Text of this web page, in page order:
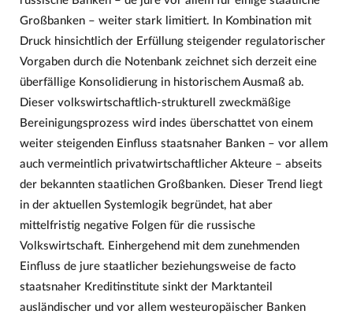
Großbanken – weiter stark limitiert. In Kombination mit
Druck hinsichtlich der Erfüllung steigender regulatorischer
Vorgaben durch die Notenbank zeichnet sich derzeit eine
überfällige Konsolidierung in historischem Ausmaß ab.
Dieser volkswirtschaftlich-strukturell zweckmäßige
Bereinigungsprozess wird indes überschattet von einem
weiter steigenden Einfluss staatsnaher Banken – vor allem
auch vermeintlich privatwirtschaftlicher Akteure – abseits
der bekannten staatlichen Großbanken. Dieser Trend liegt
in der aktuellen Systemlogik begründet, hat aber
mittelfristig negative Folgen für die russische
Volkswirtschaft. Einhergehend mit dem zunehmenden
Einfluss de jure staatlicher beziehungsweise de facto
staatsnaher Kreditinstitute sinkt der Marktanteil
ausländischer und vor allem westeuropäischer Banken